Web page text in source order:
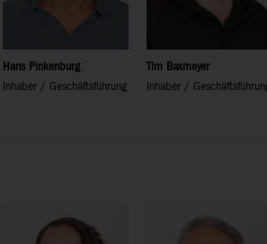
Hans Pinkenburg
Inhaber / Geschäftsführung
Tim Baxmeyer
Inhaber /